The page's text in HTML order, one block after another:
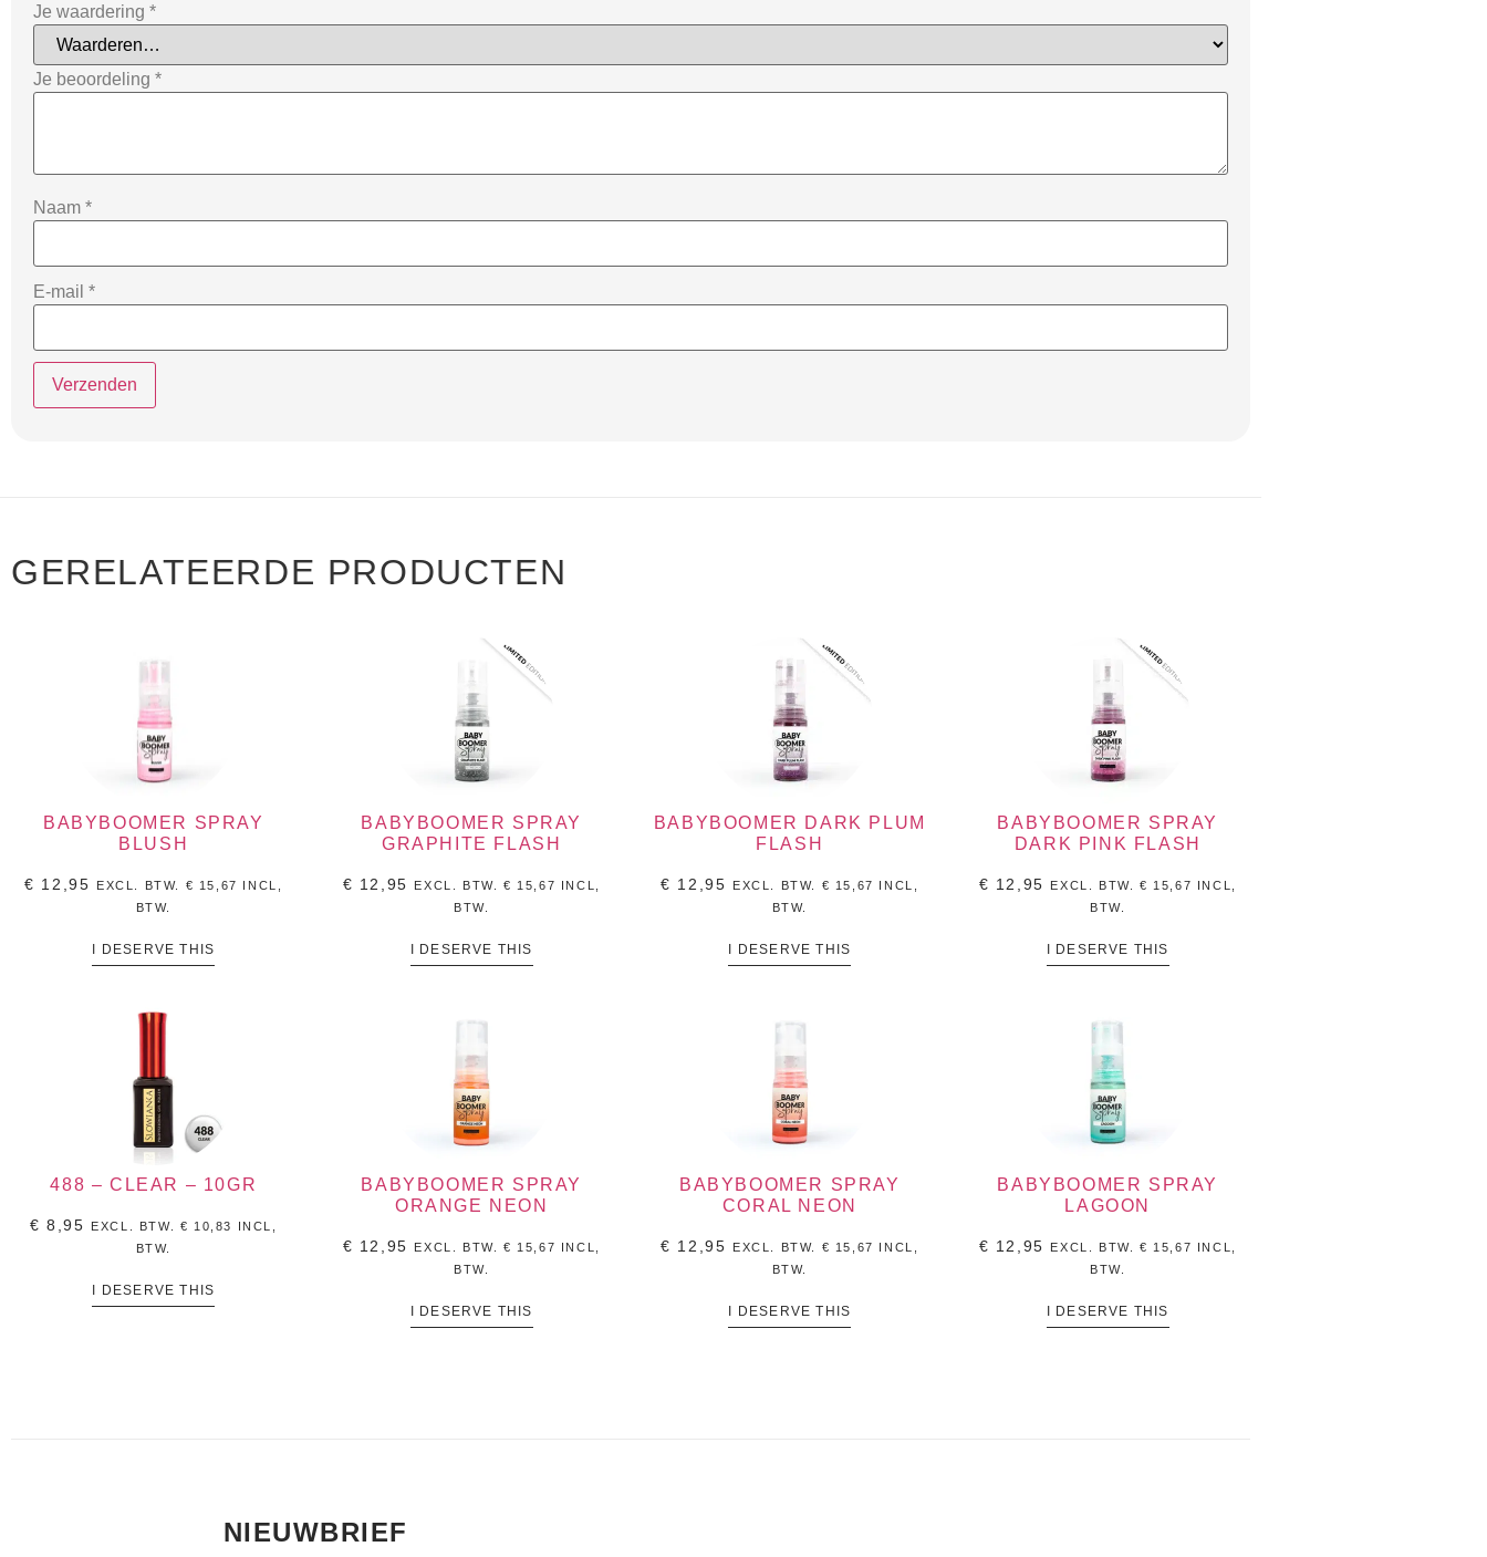
Je waardering *
Je beoordeling *
Naam *
E-mail *
GERELATEERDE PRODUCTEN
BABYBOOMER SPRAY
BLUSH
€ 12,95 EXCL. BTW. € 15,67 INCL,
BTW.
I DESERVE THIS
BABYBOOMER SPRAY
GRAPHITE FLASH
€ 12,95 EXCL. BTW.€ 15,67 INCL,
BTW.
I DESERVE THIS
BABYBOOMER DARK PLUM
FLASH
€ 12,95 EXCL. BTW. € 15,67 INCL,
BTW.
I DESERVE THIS
BABYBOOMER SPRAY
DARK PINK FLASH
€ 12,95 EXCL. BTW.€ 15,67 INCL,
BTW.
I DESERVE THIS
488 – CLEAR – 10GR
€ 8,95 EXCL. BTW. € 10,83
INCL,
BTW.
I DESERVE THIS
BABYBOOMER SPRAY
ORANGE NEON
€ 12,95 EXCL. BTW.€ 15,67 INCL,
BTW.
I DESERVE THIS
BABYBOOMER SPRAY
CORAL NEON
€ 12,95 EXCL. BTW. € 15,67 INCL,
BTW.
I DESERVE THIS
BABYBOOMER SPRAY
LAGOON
€ 12,95 EXCL. BTW.€ 15,67 INCL,
BTW.
I DESERVE THIS
NIEUWBRIEF